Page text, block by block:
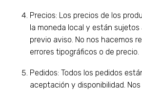
Precios: Los precios de los
la moneda local y están sujetos
previo aviso. No nos hacemos
errores tipográficos o de precio.
Pedidos: Todos los pedidos
aceptación y disponibilidad.